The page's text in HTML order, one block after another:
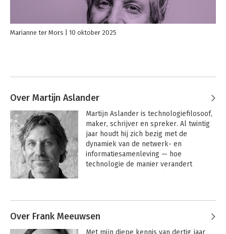
Marianne ter Mors 10 oktober 2025
Over Martijn Aslander
Martijn Aslander is technologiefilosoof,
maker, schrijver en spreker. Al twintig
jaar houdt hij zich bezig met de
dynamiek van de netwerk- en
informatiesamenleving — hoe
technologie de manier verandert
podium, van boardroom-sessies tot
Over Frank Meeuwsen
Met mijn diepe kennis van dertig jaar